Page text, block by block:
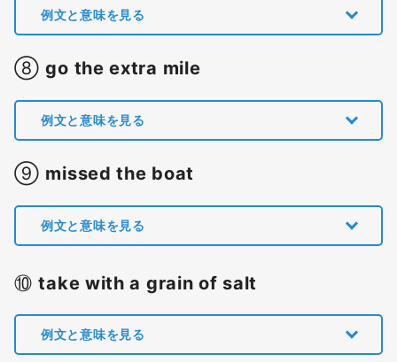
例文と意味を見る
⑧go the extra mile
例文と意味を見る
⑨ missed the boat
例文と意味を見る
⑩take with a grain of salt
例文と意味を見る